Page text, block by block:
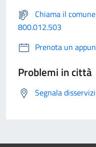
Chiama il
800.012.503
Prenota un
Problemi in città
Segnala